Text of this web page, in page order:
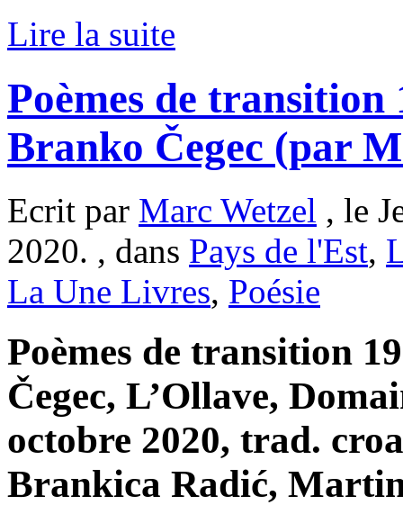
Lire la suite
Poèmes de transition
Branko Čegec (par
Ecrit par Marc Wetzel , le
2020. , dans Pays de l'Est,
La Une Livres, Poésie
Poèmes de transition
Čegec, L’Ollave,
octobre 2020, trad.
Brankica Radić,